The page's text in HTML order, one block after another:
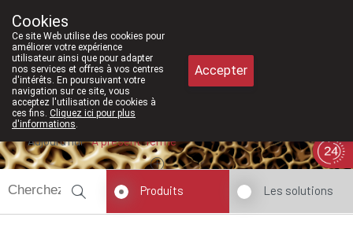
Aujourd'hui A présentfermé
Produits Les solutions
Cookies
Ce site Web utilise des cookies pour
améliorer votre expérience
utilisateur ainsi que pour adapter
nos services et offres à vos centres
d'intérêts. En poursuivant votre
navigation sur ce site, vous
acceptez l'utilisation de cookies à
ces fins. Cliquez ici pour plus
d'informations.
Accepter